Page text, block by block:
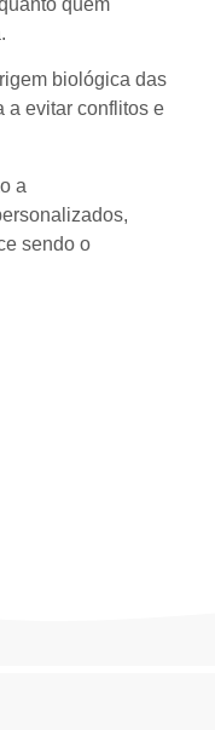
biológica das
a evitar conflitos e
a
sendo o